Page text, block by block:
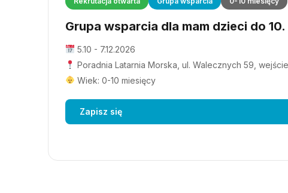
Grupa wsparcia dla mam dzieci do 10.
5.10 - 7.12.2026
Poradnia Latarnia Morska, ul. Walecznych 59,
Wiek: 0-10 miesięcy
Zapisz się